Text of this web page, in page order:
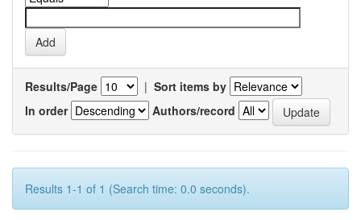
Results/Page | Sort items by
In order
Authors/record
Results 1-1 of 1 (Search time: 0.0 seconds).